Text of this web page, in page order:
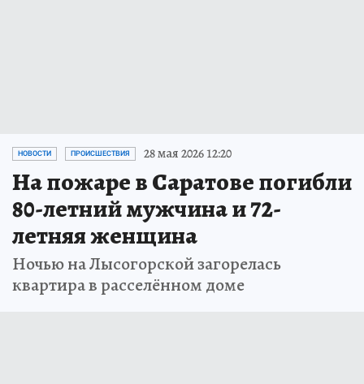
НОВОСТИ ПРОИСШЕСТВИЯ 28 мая 2026 12:20
На пожаре в Саратове погибли
80-летний мужчина и 72-
летняя женщина
Ночью на Лысогорской загорелась
квартира в расселённом доме